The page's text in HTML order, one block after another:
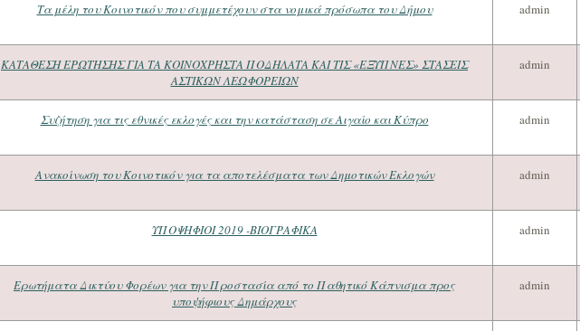
Τα μέλη του Κοινοτικόν που συμμετέχουν στα νομικά πρόσωπα του Δήμου admin
ΚΑΤΑΘΕΣΗ ΕΡΩΤΗΣΗΣ ΓΙΑ ΤΑ ΚΟΙΝΟΧΡΗΣΤΑ ΠΟΔΗΛΑΤΑ ΚΑΙ ΤΙΣ «ΕΞΥΠΝΕΣ» ΣΤΑΣΕΙΣ
ΑΣΤΙΚΩΝ ΛΕΩΦΟΡΕΙΩΝ
admin
Συζήτηση για τις εθνικές εκλογές και την κατάσταση σε Αιγαίο και Κύπρο admin
Ανακοίνωση του Κοινοτικόν για τα αποτελέσματα των Δημοτικών Εκλογών admin
ΥΠΟΨΗΦΙΟΙ 2019 -ΒΙΟΓΡΑΦΙΚΑ admin
Ερωτήματα Δικτύου Φορέων για την Προστασία από το Παθητικό Κάπνισμα προς
υποψήφιους Δημάρχους
admin